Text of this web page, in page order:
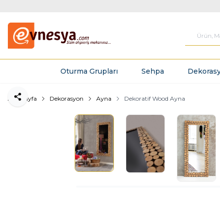
Oturma Grupları Sehpa
Ana Sayfa Dekorasyon Ayna Dekoratif Wood Ayna
Paylaş